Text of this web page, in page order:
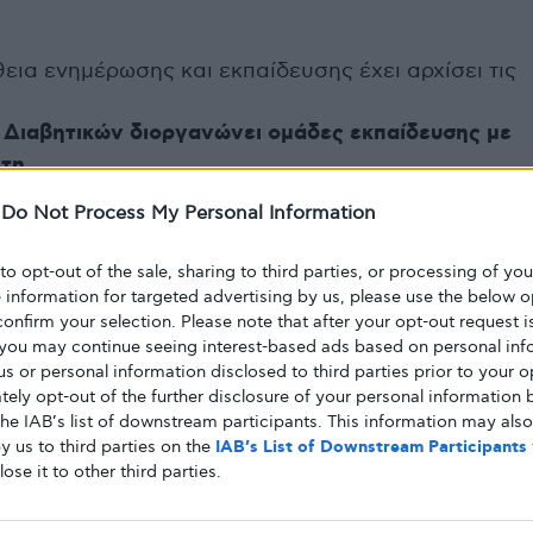
Do Not Process My Personal Information
opt-out of the sale, sharing to third parties, or processing of
information for targeted advertising by us, please use the below
your selection. Please note that after your opt-out request
may continue seeing interest-based ads based on personal
or personal information disclosed to third parties prior to your
opt-out of the further disclosure of your personal information
IAB’s list of downstream participants. This information may
us to third parties on the IAB’s List of Downstream Participants
it to other third parties.
ενημέρωσης και εκπαίδευσης έχει αρχίσει τις
διοργανώνει ομάδες εκπαίδευσης με
έχουν ήδη αποφασιστεί, και η
του Διατροφολόγου
Τύπουτου Συλλόγου:
εκπαίδευσης σκοπό έχουν να βοηθήσουν
Σακχαρώδη Διαβήτη να αποκτήσουμε τις
ώστε να μπορούμε να καταφέρουμε να
πρέπει.
Διατροφολόγου κου Χάρη
μέσα από την πολύτιμη εμπειρία και γνώση